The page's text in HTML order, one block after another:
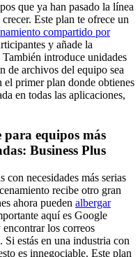
que ya han pasado la línea
Este plan te ofrece un
compartido por
y añade la
introduce unidades
de archivos del equipo sea
el primer plan donde obtienes
en todas las aplicaciones,
para equipos más
Business Plus
con necesidades más serias
recibe otro gran
ahora pueden albergar
aquí es Google
los correos
Si estás en una industria con
es innegociable. Este plan